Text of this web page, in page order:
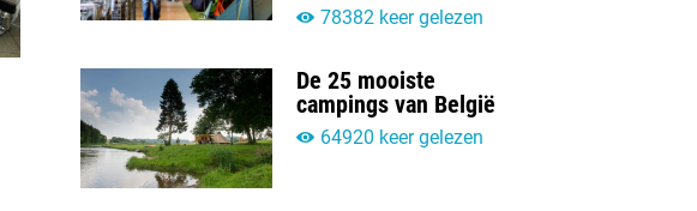
78382 keer gelezen
De 25 mooiste
campings van België
64920 keer gelezen